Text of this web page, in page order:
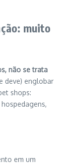
muito
não se trata
deve) englobar
shops:
em um